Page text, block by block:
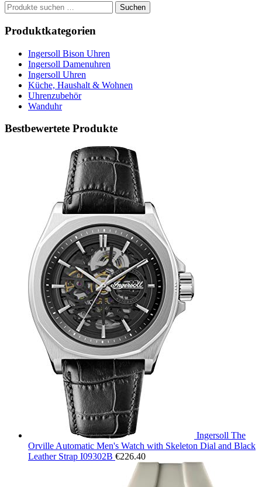
Suchen
nach:
Suchen
Produktkategorien
Ingersoll Bison Uhren
Ingersoll Damenuhren
Ingersoll Uhren
Küche, Haushalt & Wohnen
Uhrenzubehör
Wanduhr
Bestbewertete Produkte
Ingersoll The
Orville Automatic Men's Watch with Skeleton Dial and Black
Leather Strap I09302B €226.40